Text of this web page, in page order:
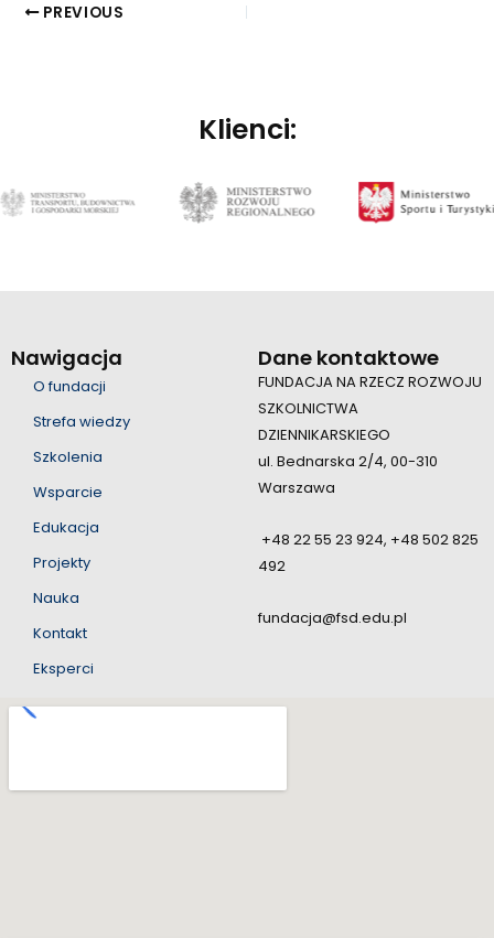
PREVIOUS
Klienci:
Nawigacja
O fundacji
Strefa wiedzy
Szkolenia
Wsparcie
Edukacja
Projekty
Nauka
Kontakt
Eksperci
Dane kontaktowe
FUNDACJA NA RZECZ ROZWOJU
SZKOLNICTWA
DZIENNIKARSKIEGO
ul. Bednarska 2/4, 00-310
Warszawa
+48 22 55 23 924, +48 502 825
492
fundacja@fsd.edu.pl